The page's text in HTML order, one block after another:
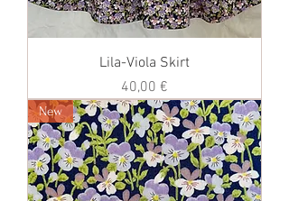
Lila-Viola Skirt
価格
40,00 €
New